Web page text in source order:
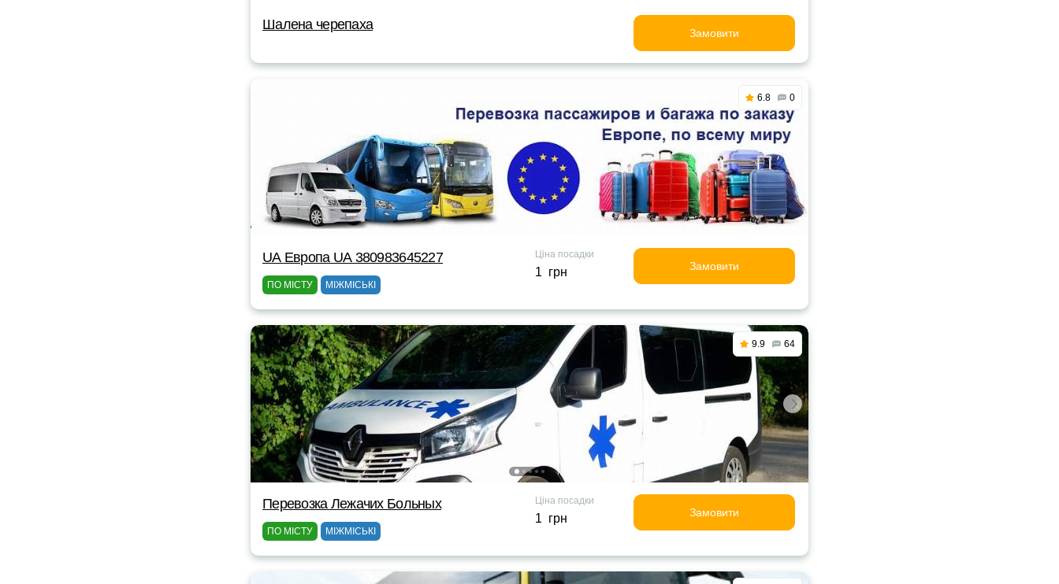
Шалена черепаха
Замовити
6.8 0
UА Европа UА 380983645227
ПО МІСТУ МІЖМІСЬКІ
Ціна посадки
1 грн Замовити
9.9 64
Перевозка Лежачих Больных
ПО МІСТУ МІЖМІСЬКІ
Ціна посадки
1 грн Замовити